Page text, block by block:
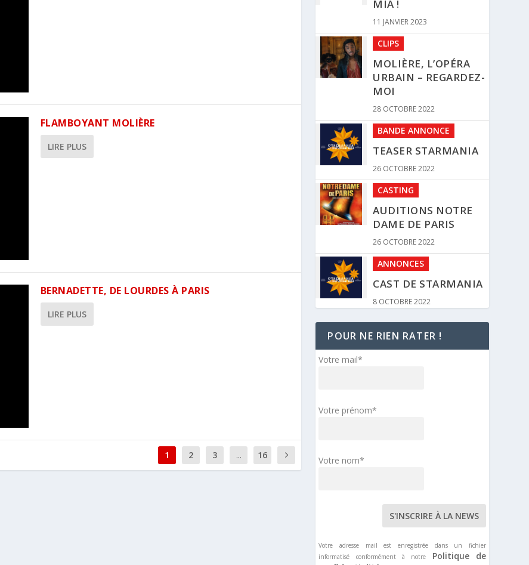
FLAMBOYANT MOLIÈRE
LIRE PLUS
BERNADETTE, DE LOURDES À PARIS
LIRE PLUS
1 2 3 ... 16
MOLIÈRE, L’OPÉRA
URBAIN – REGARDEZ-
MOI
28 OCTOBRE 2022
BANDE ANNONCE
TEASER STARMANIA
26 OCTOBRE 2022
CASTING
AUDITIONS NOTRE
DAME DE PARIS
26 OCTOBRE 2022
ANNONCES
CAST DE STARMANIA
8 OCTOBRE 2022
CASTING
AUDITIONS LE
SOLDAT ROSE
CASTING
ALBUM STUDIO – AL
4 SEPTEMBRE 2022
POUR NE RIEN RATER !
Votre mail*
Votre prénom*
Votre nom*
Votre adresse mail est enregistrée dans un fichier
informatisé conformément à notre
Politique de